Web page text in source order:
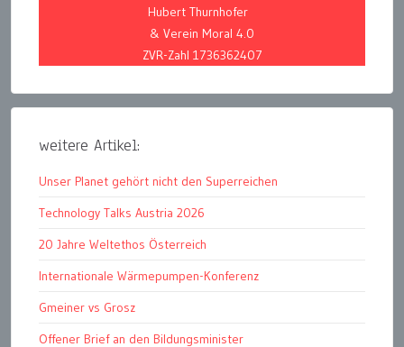
Hubert Thurnhofer
& Verein Moral 4.0
ZVR-Zahl 1736362407
weitere Artikel:
Unser Planet gehört nicht den Superreichen
Technology Talks Austria 2026
20 Jahre Weltethos Österreich
Internationale Wärmepumpen-Konferenz
Gmeiner vs Grosz
Offener Brief an den Bildungsminister